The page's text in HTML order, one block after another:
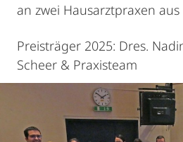
an zwei Hausarztpraxen
Preisträger 2025: Dres.
Scheer & Praxisteam